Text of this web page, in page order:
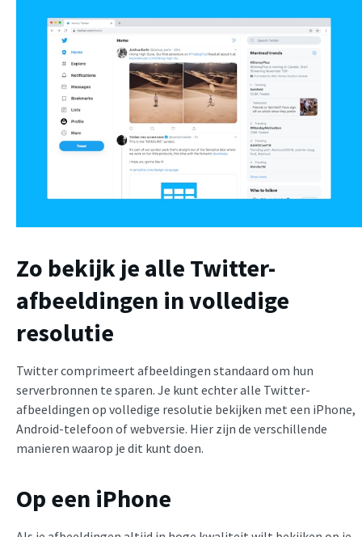
Zo bekijk je alle Twitter-
afbeeldingen in volledige
resolutie
Twitter comprimeert afbeeldingen standaard om hun
serverbronnen te sparen. Je kunt echter alle Twitter-
afbeeldingen op volledige resolutie bekijken met een iPhone,
Android-telefoon of webversie. Hier zijn de verschillende
manieren waarop je dit kunt doen.
Op een iPhone